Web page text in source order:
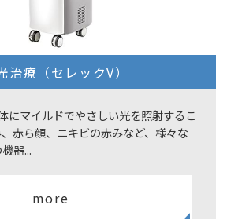
治療（セレックV）
にマイルドでやさしい光を照射するこ
赤ら顔、ニキビの赤みなど、様々な
器...
more